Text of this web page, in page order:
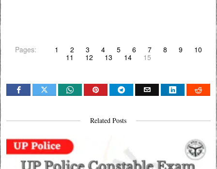
Pages: 1 2 3 4 5 6 7 8 9
10
11
12 13 14 15
Related Posts